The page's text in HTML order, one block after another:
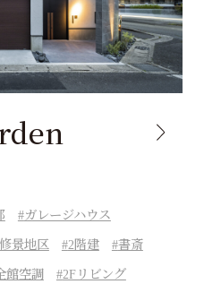
ガレージハウス
景地区 2階建 書斎
館空調 2Fリビング